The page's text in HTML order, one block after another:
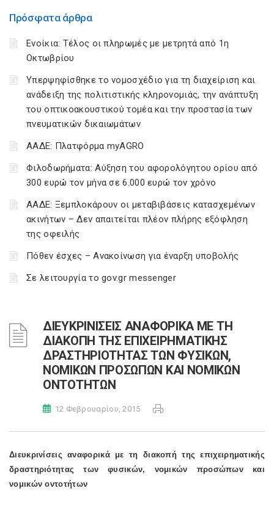
Πρόσφατα άρθρα
Ενοίκια: Τέλος οι πληρωμές με μετρητά από 1η
Οκτωβρίου
Υπερψηφίσθηκε το νομοσχέδιο για τη διαχείριση και
ανάδειξη της πολιτιστικής κληρονομιάς, την ανάπτυξη
του οπτικοακουστικού τομέα και την προστασία των
πνευματικών δικαιωμάτων
ΑΑΔΕ: Πλατφόρμα myAGRO
Φιλοδωρήματα: Αύξηση του αφορολόγητου ορίου από
300 ευρώ τον μήνα σε 6.000 ευρώ τον χρόνο
ΑΑΔΕ: Ξεμπλοκάρουν οι μεταβιβάσεις κατασχεμένων
ακινήτων – Δεν απαιτείται πλέον πλήρης εξόφληση
της οφειλής
Πόθεν έσχες – Ανακοίνωση για έναρξη υποβολής
Σε λειτουργία το gov.gr messenger
ΔΙΕΥΚΡΙΝΙΣΕΙΣ ΑΝΑΦΟΡΙΚΑ ΜΕ ΤΗ
ΔΙΑΚΟΠΗ ΤΗΣ ΕΠΙΧΕΙΡΗΜΑΤΙΚΗΣ
ΔΡΑΣΤΗΡΙΟΤΗΤΑΣ ΤΩΝ ΦΥΣΙΚΩΝ,
ΝΟΜΙΚΩΝ ΠΡΟΣΩΠΩΝ ΚΑΙ ΝΟΜΙΚΩΝ
ΟΝΤΟΤΗΤΩΝ
12 Φεβρουαρίου, 2015
Διευκρινίσεις αναφορικά με τη διακοπή της επιχειρηματικής
δραστηριότητας των φυσικών, νομικών προσώπων και
νομικών οντοτήτων